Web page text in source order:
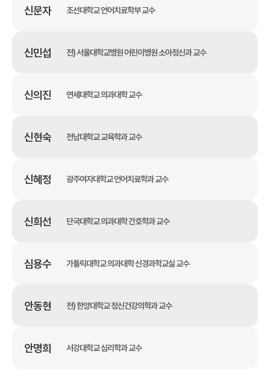
신문자 조선대학교 언어치료학부 교수
신민섭 전) 서울대학교병원 어린이병원 소아정신과 교수
신의진 연세대학교 의과대학 교수
신현숙 전남대학교 교육학과 교수
신혜정 광주여자대학교 언어치료학과 교수
신희선 단국대학교 의과대학 간호학과 교수
심용수 가톨릭대학교 의과대학 신경과학교실 교수
안동현 전) 한양대학교 정신건강의학과 교수
안명희 서강대학교 심리학과 교수